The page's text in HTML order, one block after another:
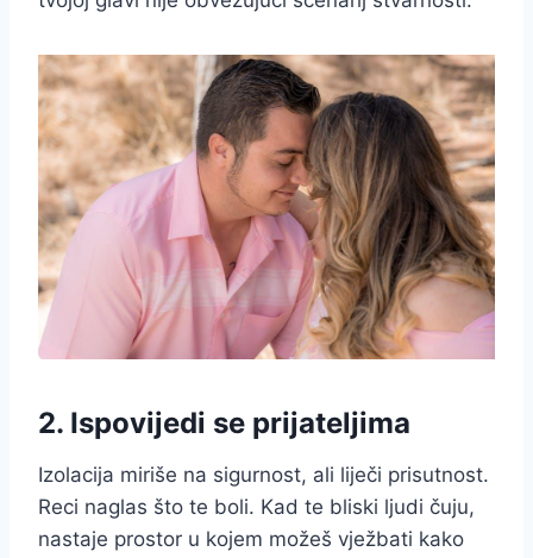
2. Ispovijedi se prijateljima
Izolacija miriše na sigurnost, ali liječi prisutnost.
Reci naglas što te boli. Kad te bliski ljudi čuju,
nastaje prostor u kojem možeš vježbati kako